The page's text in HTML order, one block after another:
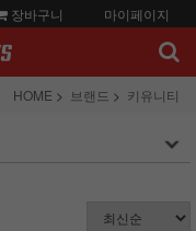
장바구니 마이페이지
HOME 브랜드 키유니티